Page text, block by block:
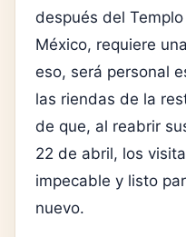
después del
México, requiere
eso, será personal
las riendas de la
de que, al reabrir
22 de abril, los
impecable y listo
nuevo.